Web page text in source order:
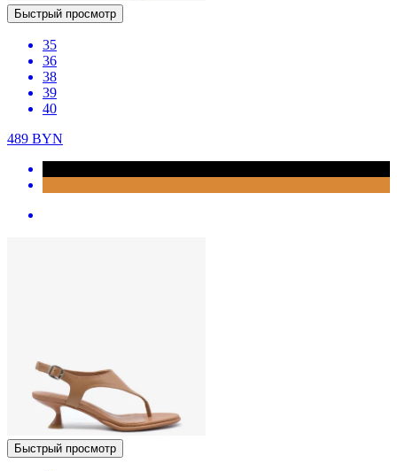
Быстрый просмотр
35
36
38
39
40
489 BYN
Быстрый просмотр